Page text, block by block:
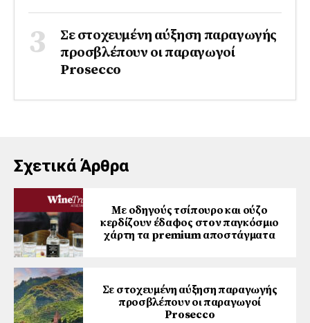
Σε στοχευμένη αύξηση παραγωγής
προσβλέπουν οι παραγωγοί
Prosecco
Σχετικά Άρθρα
Με οδηγούς τσίπουρο και ούζο
κερδίζουν έδαφος στoν παγκόσμιο
χάρτη τα premium αποστάγματα
Σε στοχευμένη αύξηση παραγωγής
προσβλέπουν οι παραγωγοί
Prosecco